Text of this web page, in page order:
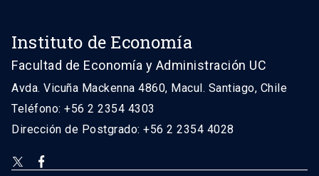
Instituto de Economía
Facultad de Economía y Administración UC
Avda. Vicuña Mackenna 4860, Macul. Santiago, Chile
Teléfono: +56 2 2354 4303
Dirección de Postgrado: +56 2 2354 4028